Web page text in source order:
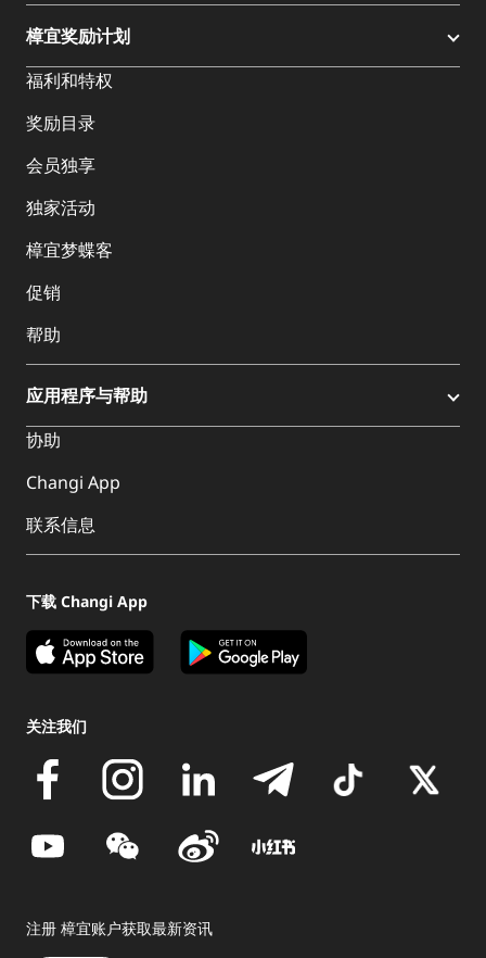
樟宜奖励计划
福利和特权
奖励目录
会员独享
独家活动
樟宜梦蝶客
促销
帮助
应用程序与帮助
协助
Changi App
联系信息
下载 Changi App
关注我们
注册 樟宜账户获取最新资讯